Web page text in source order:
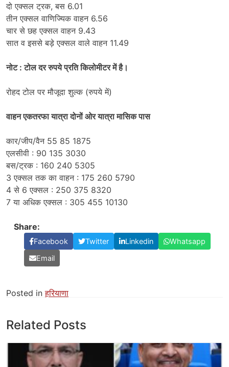
दो एक्सल ट्रक, बस 6.01
तीन एक्सल वाणिज्यिक वाहन 6.56
चार से छह एक्सल वाहन 9.43
सात व इससे बड़े एक्सल वाले वाहन 11.49
नोट : टोल दर रुपये प्रति किलोमीटर में है।
रोहद टोल पर मौजूदा शुल्क (रुपये में)
वाहन एकतरफा यात्रा दोनों ओर यात्रा मासिक पास
कार/जीप/वैन 55 85 1875
एलसीवी : 90 135 3030
बस/ट्रक : 160 240 5305
3 एक्सल तक का वाहन : 175 260 5790
4 से 6 एक्सल : 250 375 8320
7 या अधिक एक्सल : 305 455 10130
Share:
Facebook Twitter Linkedin
Whatsapp
Email
Posted inहरियाणा
Related Posts